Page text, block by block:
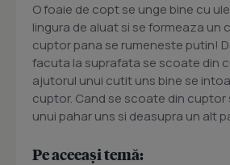
O foaie de copt se unge bine cu
lingura de aluat si se formeaza un
cuptor pana se rumeneste putin!
facuta la suprafata se scoate din
ajutorul unui cutit uns bine se
cuptor. Cand se scoate din cuptor
unui pahar uns si deasupra un alt
Pe aceeași temă: